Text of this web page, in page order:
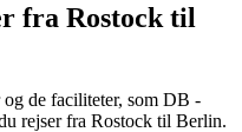
fra Rostock til
de faciliteter, som DB -
rejser fra Rostock til Berlin.